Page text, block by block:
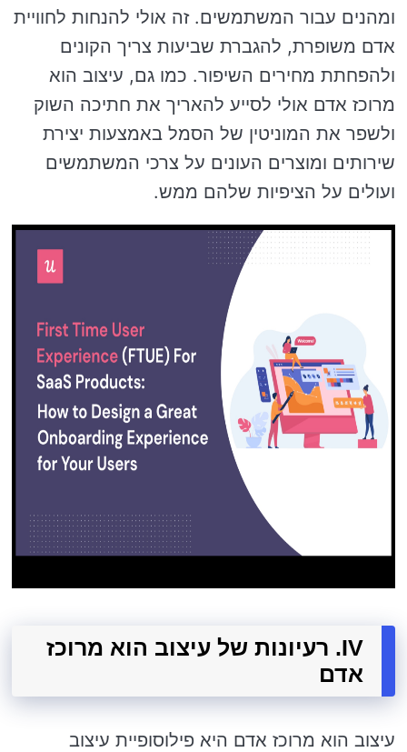
ומהנים עבור המשתמשים. זה אולי להנחות לחוויית
אדם משופרת, להגברת שביעות צריך הקונים
ולהפחתת מחירים השיפור. כמו גם, עיצוב הוא
מרוכז אדם אולי לסייע להאריך את חתיכה השוק
ולשפר את המוניטין של הסמל באמצעות יצירת
שירותים ומוצרים העונים על צרכי המשתמשים
ועולים על הציפיות שלהם ממש.
IV. רעיונות של עיצוב הוא מרוכז
אדם
עיצוב הוא מרוכז אדם היא פילוסופיית עיצוב